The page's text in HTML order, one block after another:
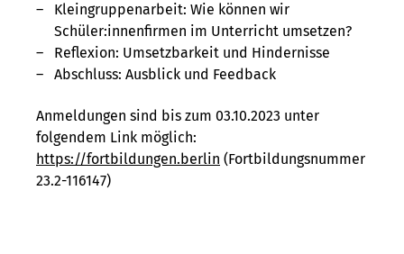
Kleingruppenarbeit: Wie können wir
Schüler:innenfirmen im Unterricht umsetzen?
Reflexion: Umsetzbarkeit und Hindernisse
Abschluss: Ausblick und Feedback
Anmeldungen sind bis zum 03.10.2023 unter
folgendem Link möglich:
https://fortbildungen.berlin (Fortbildungsnummer
23.2-116147)